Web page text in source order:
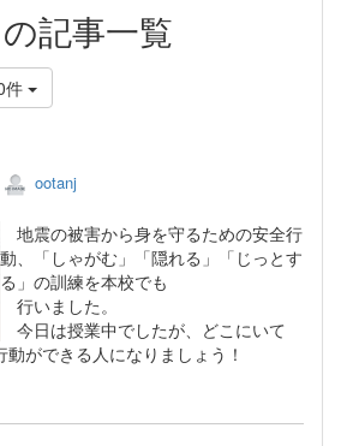
記事一覧
件
ootanj
地震の被害から身を守るための安全行
動、「しゃがむ」「隠れる」「じっとす
る」の訓練を本校でも
行いました。
今日は授業中でしたが、どこにいて
ができる人になりましょう！